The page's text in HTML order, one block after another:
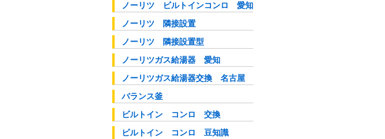
ノーリツ ビルトインコンロ 愛知
ノーリツ 隣接設置
ノーリツ 隣接設置型
ノーリツガス給湯器 愛知
ノーリツガス給湯器交換 名古屋
バランス釜
ビルトイン コンロ 交換
ビルトイン コンロ 豆知識